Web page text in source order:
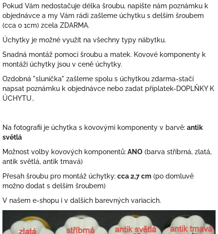
Pokud Vám nedostačuje délka šroubu, napište nám poznámku k
objednávce a my Vám rádi zašleme úchytku s delším šroubem
(cca o 1cm) zcela ZDARMA.
Úchytky je možné využít na všechny typy nábytku.
Snadná montáž pomocí šroubu a matek. Kovové komponenty k
montáži úchytky jsou v ceně úchytky.
Ozdobná "sluníčka" zašleme spolu s úchytkou zdarma-stačí
napsat poznámku k objednávce nebo zadat příplatek-DOPLŇKY K
ÚCHYTU..
Na fotografii je úchytka s kovovými komponenty v barvě: antik
světlá
Možnost volby kovových komponentů: ANO (barva stříbrná, zlatá,
antik světlá, antik tmavá)
Přesah šroubu pro montáž úchytky: cca 2,7 cm (po domluvě
možno dodat s delším šroubem)
V našem e-shopu i v dalších barevných variacích.